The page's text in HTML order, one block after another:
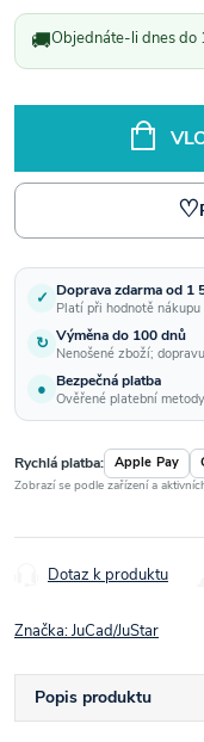
Měrná
cena:
🚚Objednáte-li dnes do
♡
✓ Doprava zdarma od 1
Platí při hodnotě
↻ Výměna do 100 dnů
Nenošené zboží;
● Bezpečná platba
Ověřené platební metody
Rychlá platba: Apple Pay
Zobrazí se podle zařízení a
Dotaz k produktu
Značka:JuCad/JuStar
Popis produktu